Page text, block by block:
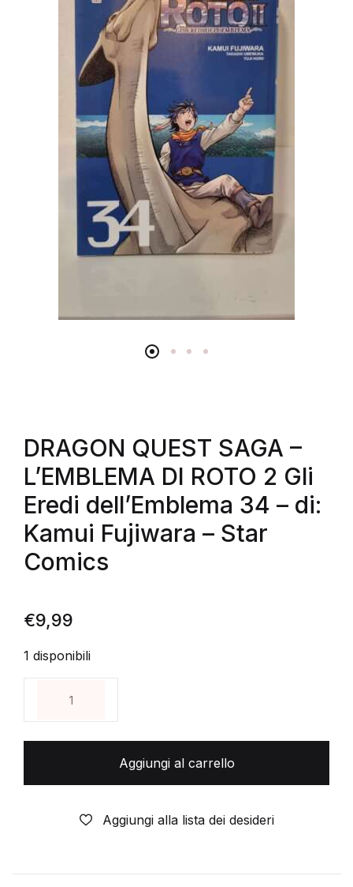
DRAGON QUEST SAGA –
L’EMBLEMA DI ROTO 2 Gli
Eredi dell’Emblema 34 – di:
Kamui Fujiwara – Star
Comics
€9,99
1 disponibili
Aggiungi al carrello
Aggiungi alla lista dei desideri